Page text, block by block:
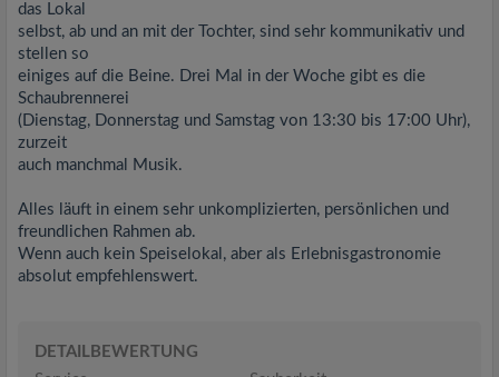
das Lokal
selbst, ab und an mit der Tochter, sind sehr kommunikativ und
stellen so
einiges auf die Beine. Drei Mal in der Woche gibt es die
Schaubrennerei
(Dienstag, Donnerstag und Samstag von 13:30 bis 17:00 Uhr),
zurzeit
auch manchmal Musik.
Alles läuft in einem sehr unkomplizierten, persönlichen und
freundlichen Rahmen ab.
Wenn auch kein Speiselokal, aber als Erlebnisgastronomie
absolut empfehlenswert.
DETAILBEWERTUNG